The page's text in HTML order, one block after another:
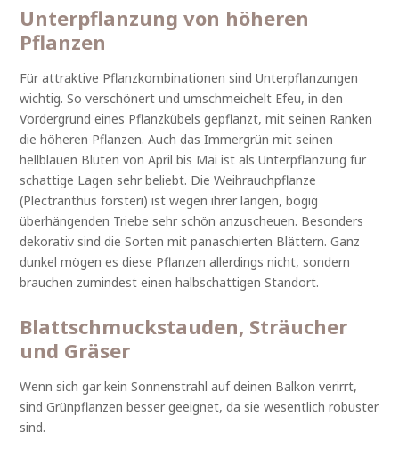
Unterpflanzung von höheren
Pflanzen
Für attraktive Pflanzkombinationen sind Unterpflanzungen
wichtig. So verschönert und umschmeichelt Efeu, in den
Vordergrund eines Pflanzkübels gepflanzt, mit seinen Ranken
die höheren Pflanzen. Auch das Immergrün mit seinen
hellblauen Blüten von April bis Mai ist als Unterpflanzung für
schattige Lagen sehr beliebt. Die Weihrauchpflanze
(Plectranthus forsteri) ist wegen ihrer langen, bogig
überhängenden Triebe sehr schön anzuscheuen. Besonders
dekorativ sind die Sorten mit panaschierten Blättern. Ganz
dunkel mögen es diese Pflanzen allerdings nicht, sondern
brauchen zumindest einen halbschattigen Standort.
Blattschmuckstauden, Sträucher
und Gräser
Wenn sich gar kein Sonnenstrahl auf deinen Balkon verirrt,
sind Grünpflanzen besser geeignet, da sie wesentlich robuster
sind.